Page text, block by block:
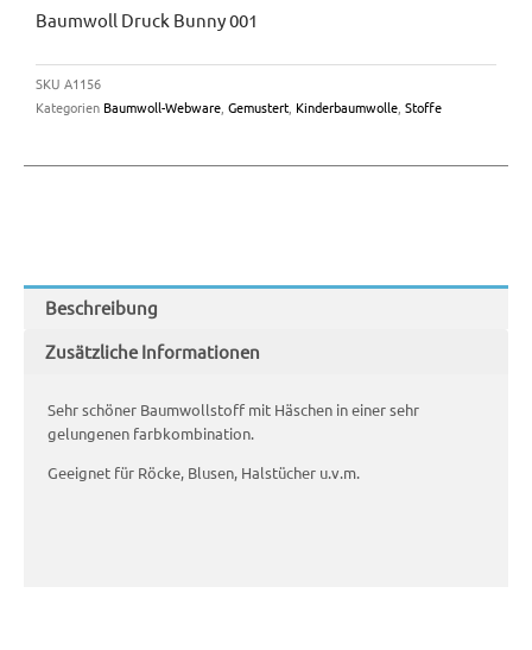
Baumwoll Druck Bunny 001
SKU A1156
Kategorien Baumwoll-Webware Gemustert Kinderbaumwolle Stoffe
Beschreibung
Zusätzliche Informationen
Sehr schöner Baumwollstoff mit Häschen in einer sehr
gelungenen farbkombination.
Geeignet für Röcke, Blusen, Halstücher u.v.m.